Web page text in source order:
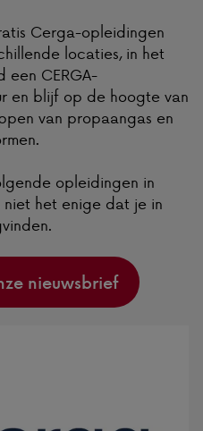
Cerga-opleidingen
locaties, in het
een CERGA-
en blijf op de hoogte van
van propaangas en
opleidingen in
niet het enige dat je in
nieuwsbrief